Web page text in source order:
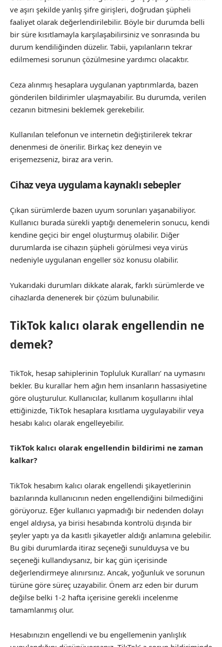
ve aşırı şekilde yanlış şifre girişleri, doğrudan şüpheli
faaliyet olarak değerlendirilebilir. Böyle bir durumda belli
bir süre kısıtlamayla karşılaşabilirsiniz ve sonrasında bu
durum kendiliğinden düzelir. Tabii, yapılanların tekrar
edilmemesi sorunun çözülmesine yardımcı olacaktır.
Ceza alınmış hesaplara uygulanan yaptırımlarda, bazen
gönderilen bildirimler ulaşmayabilir. Bu durumda, verilen
cezanın bitmesini beklemek gerekebilir.
Kullanılan telefonun ve internetin değiştirilerek tekrar
denenmesi de önerilir. Birkaç kez deneyin ve
erişemezseniz, biraz ara verin.
Cihaz veya uygulama kaynaklı sebepler
Çıkan sürümlerde bazen uyum sorunları yaşanabiliyor.
Kullanıcı burada sürekli yaptığı denemelerin sonucu, kendi
kendine geçici bir engel oluşturmuş olabilir. Diğer
durumlarda ise cihazın şüpheli görülmesi veya virüs
nedeniyle uygulanan engeller söz konusu olabilir.
Yukarıdaki durumları dikkate alarak, farklı sürümlerde ve
cihazlarda denenerek bir çözüm bulunabilir.
TikTok kalıcı olarak engellendin ne
demek?
TikTok, hesap sahiplerinin Topluluk Kuralları’ na uymasını
bekler. Bu kurallar hem ağın hem insanların hassasiyetine
göre oluşturulur. Kullanıcılar, kullanım koşullarını ihlal
ettiğinizde, TikTok hesaplara kısıtlama uygulayabilir veya
hesabı kalıcı olarak engelleyebilir.
TikTok kalıcı olarak engellendin bildirimi ne zaman
kalkar?
TikTok hesabım kalıcı olarak engellendi şikayetlerinin
bazılarında kullanıcının neden engellendiğini bilmediğini
görüyoruz. Eğer kullanıcı yapmadığı bir nedenden dolayı
engel aldıysa, ya birisi hesabında kontrolü dışında bir
şeyler yaptı ya da kasıtlı şikayetler aldığı anlamına gelebilir.
Bu gibi durumlarda itiraz seçeneği sunulduysa ve bu
seçeneği kullandıysanız, bir kaç gün içerisinde
değerlendirmeye alınırsınız. Ancak, yoğunluk ve sorunun
türüne göre süreç uzayabilir. Önem arz eden bir durum
değilse belki 1-2 hafta içerisine gerekli incelenme
tamamlanmış olur.
Hesabınızın engellendi ve bu engellemenin yanlışlık